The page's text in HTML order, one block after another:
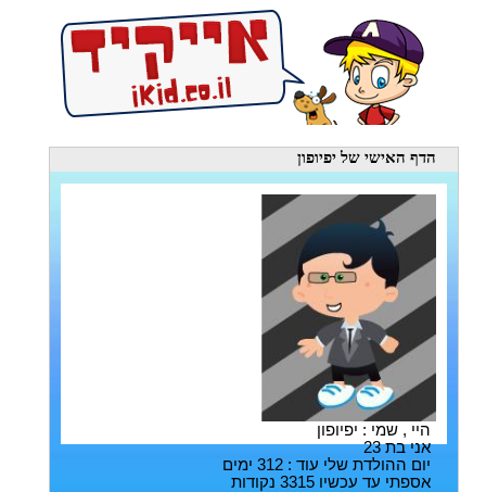
הדף האישי של יפיופון
היי , שמי : יפיופון
אני בת 23
יום ההולדת שלי עוד : 312 ימים
אספתי עד עכשיו 3315 נקודות